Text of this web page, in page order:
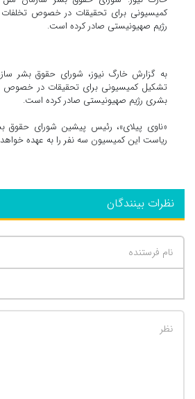
کمیسیونی برای تحقیقات در خصوص
رژیم صهیونیستی صادر کرده است.
به گزارش خارگ نیوز، شورای حقوق بشر
تشکیل کمیسیونی برای تحقیقات در خصوص
بشری رژیم صهیونیستی صادر کرده است.
«ناوی پیلای»، رئیس پیشین شورای حقوق
ریاست این کمیسیون سه نفر را به عهده
نظرات بینندگان